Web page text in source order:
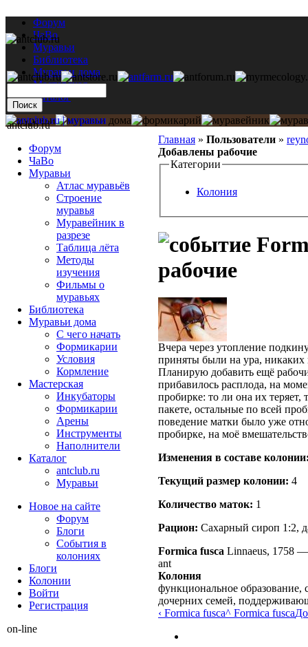
Форум
ЧаВо
Муравьи
Библиотека
Муравьи дома
Мастерская
Каталог
Главная » Пользователи »
Добавлены рабочие
Категории
Колония
рабочие
Вчера через утопление
приняты были на ура, никаких
Планирую добавить ещё
прибавилось расплода, на
пробирке: то ли она их теряет,
пакете, остальные по всей
поведение матки было уже
пробирке, на моё
Изменения в составе
Текущий размер кoлонии: 4
Количество маток: 1
Рацион: Сахарный сироп 1:2,
Formica fusca Linnaeus, 1758
ant
Колония
функциональное образование,
дочерних семей,
‹ Formica fusca^ Formica fusca
antclub.ru
Форум
ЧаВо
Муравьи
Атлас муравьёв
Строение
муравья
Муравейник в
разрезе
Таблица лёта
Методы
изучения
Фильмы о
муравьях
Библиотека
Муравьи дома
С чего начать
Формикарии
Условия
Кормление
Мастерская
Инкубаторы
Формикарии
Арены
Инструменты
Наполнители
Каталог
antclub.ru
Муравьи
Новое на сайте
Форум
Блоги
События в
колониях
Блоги
Колонии
Войти
Peгиcтpaция
on-line